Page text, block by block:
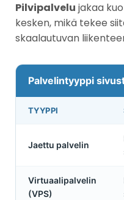
Pilvipalvelu jakaa
kesken, mikä tekee
skaalautuvan
Palvelintyyppi
TYYPPI
Jaettu palvelin
Virtuaalipalvelin
(VPS)